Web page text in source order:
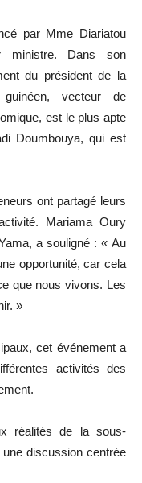
par Mme Diariatou
ministre. Dans son
du président de la
vecteur de
est le plus apte
Doumbouya, qui est
ont partagé leurs
Mariama Oury
a souligné : « Au
opportunité, car cela
que nous vivons. Les
»
cet événement a
activités des
réalités de la sous-
discussion centrée